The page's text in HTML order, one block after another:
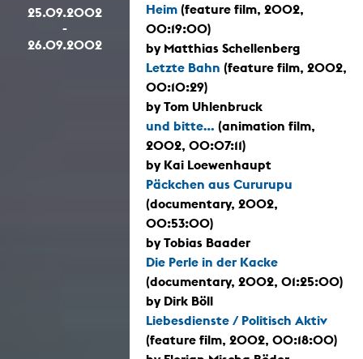
25.09.2002
-
26.09.2002
Heim (feature film, 2002,
00:19:00)
by Matthias Schellenberg
Letzte Bahn (feature film, 2002,
00:10:29)
by Tom Uhlenbruck
und bitte... (animation film,
2002, 00:07:11)
by Kai Loewenhaupt
Päckchen aus Cururupu
(documentary, 2002,
00:53:00)
by Tobias Baader
Die Perle in der Kacke
(documentary, 2002, 01:25:00)
by Dirk Böll
Liebesdienste / Politisch Aktiv
(feature film, 2002, 00:18:00)